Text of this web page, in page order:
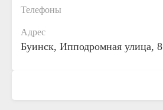
Телефоны
Адрес
Буинск, Ипподромная улица, 8